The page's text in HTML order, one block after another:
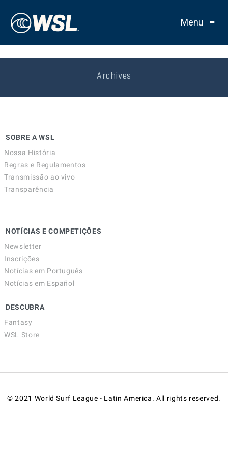
Menu ≡
Archives
SOBRE A WSL
Nossa História
Regras e Regulamentos
Transmissão ao vivo
Transparência
NOTÍCIAS E COMPETIÇÕES
Newsletter
Inscrições
Notícias em Português
Notícias em Español
DESCUBRA
Fantasy
WSL Store
© 2021 World Surf League - Latin America. All rights reserved.